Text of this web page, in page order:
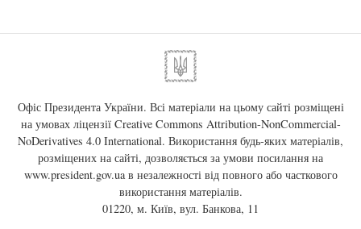
Офіс Президента України. Всі матеріали на цьому сайті розміщені
на умовах ліцензії Creative Commons Attribution-NonCommercial-
NoDerivatives 4.0 International. Використання будь-яких матеріалів,
розміщених на сайті, дозволяється за умови посилання на
www.president.gov.uaв незалежності від повного або часткового
використання матеріалів.
01220, м. Київ, вул. Банкова, 11